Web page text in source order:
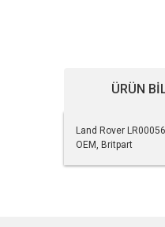
ÜRÜN
Land Rover
OEM, Britpart